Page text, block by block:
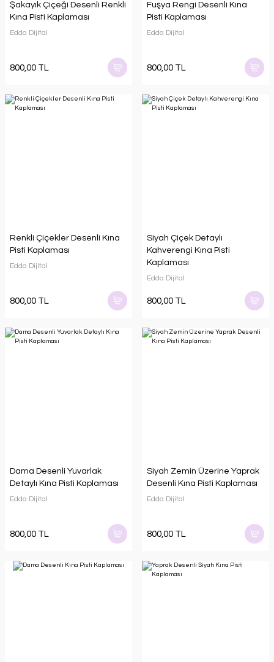
Şakayık Çiçeği Desenli Renkli
Kına Pisti Kaplaması
Edda Dijital
800,00 TL
Fuşya Rengi Desenli Kına
Pisti Kaplaması
Edda Dijital
800,00 TL
Renkli Çiçekler Desenli Kına
Pisti Kaplaması
Edda Dijital
800,00 TL
Siyah Çiçek Detaylı
Kahverengi Kına Pisti
Kaplaması
Edda Dijital
800,00 TL
Dama Desenli Yuvarlak
Detaylı Kına Pisti Kaplaması
Edda Dijital
800,00 TL
Siyah Zemin Üzerine Yaprak
Desenli Kına Pisti Kaplaması
Edda Dijital
800,00 TL